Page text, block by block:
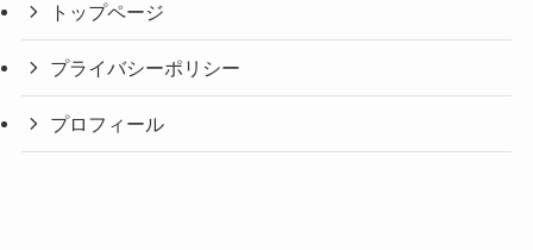
トップページ
プライバシーポリシー
プロフィール